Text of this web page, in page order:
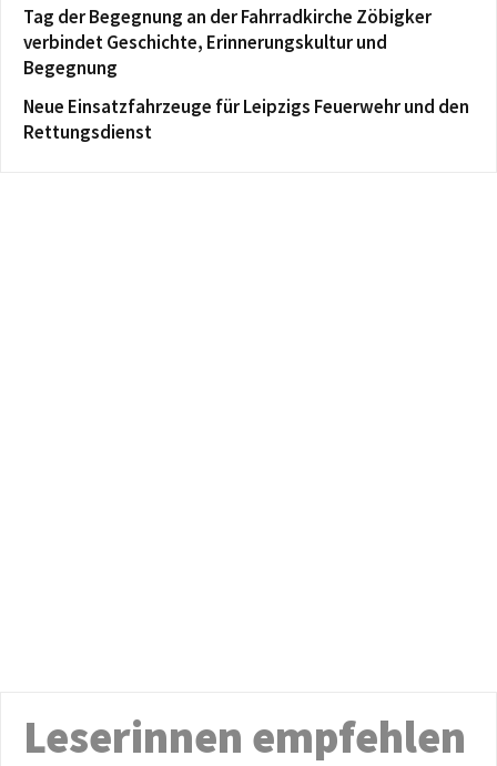
Tag der Begegnung an der Fahrradkirche Zöbigker
verbindet Geschichte, Erinnerungskultur und
Begegnung
Neue Einsatzfahrzeuge für Leipzigs Feuerwehr und den
Rettungsdienst
Leserinnen empfehlen